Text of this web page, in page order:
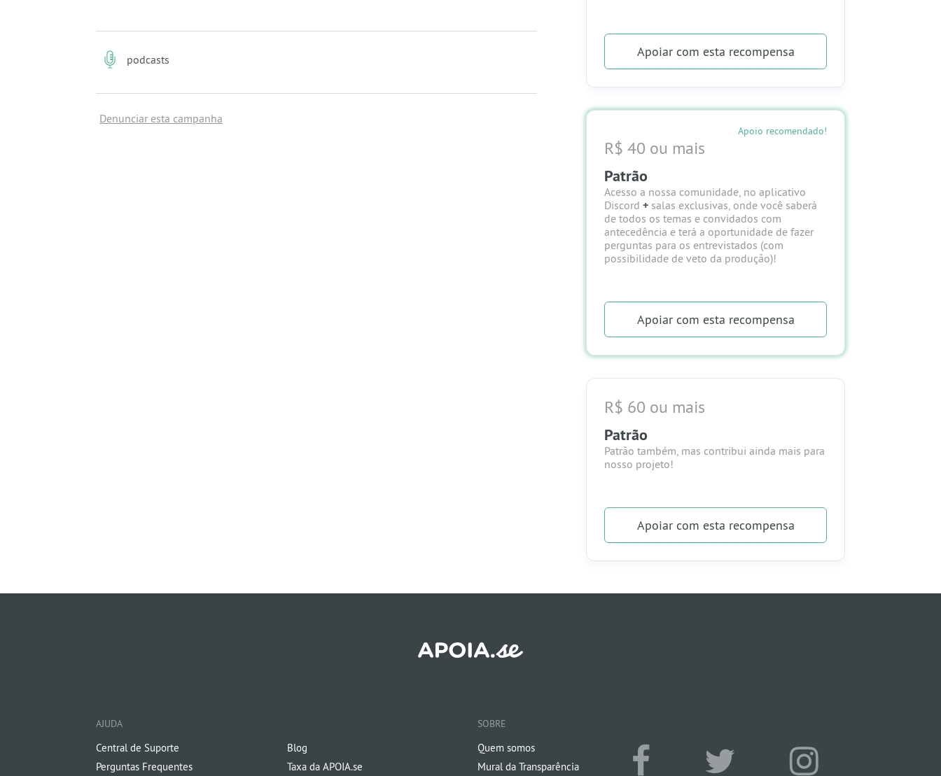
podcasts
Denunciar esta campanha
Apoiarcom esta recompensa
Apoio recomendado!
R$ 40 ou mais
Patrão
Acesso a nossa comunidade, no aplicativo
Discord + salas exclusivas, onde você saberá
de todos os temas e convidados com
antecedência e terá a oportunidade de fazer
perguntas para os entrevistados (com
possibilidade de veto da produção)!
Apoiarcom esta recompensa
R$ 60 ou mais
Patrão
Patrão também, mas contribui ainda mais para
nosso projeto!
Apoiarcom esta recompensa
AJUDA
Central de Suporte
Perguntas Frequentes
Blog
Taxa da APOIA.se
SOBRE
Quem somos
Mural da Transparência